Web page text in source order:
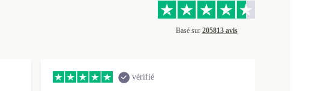
Basé sur 205813 avis
vérifié